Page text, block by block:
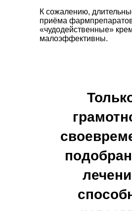
К сожалению,
приёма
«чудодейственные»
малоэффективны.